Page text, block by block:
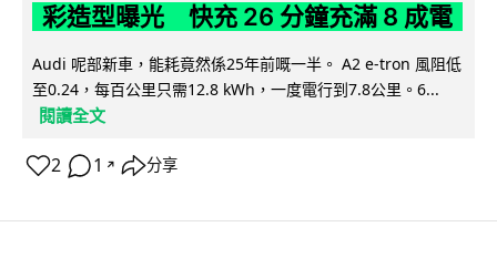
彩造型曝光 快充 26 分鐘充滿 8 成電
Audi 呢部新車，能耗竟然係25年前嘅一半。 A2 e-tron 風阻低
至0.24，每百公里只需12.8 kWh，一度電行到7.8公里。6...
閱讀全文
2 1 ↗ 分享